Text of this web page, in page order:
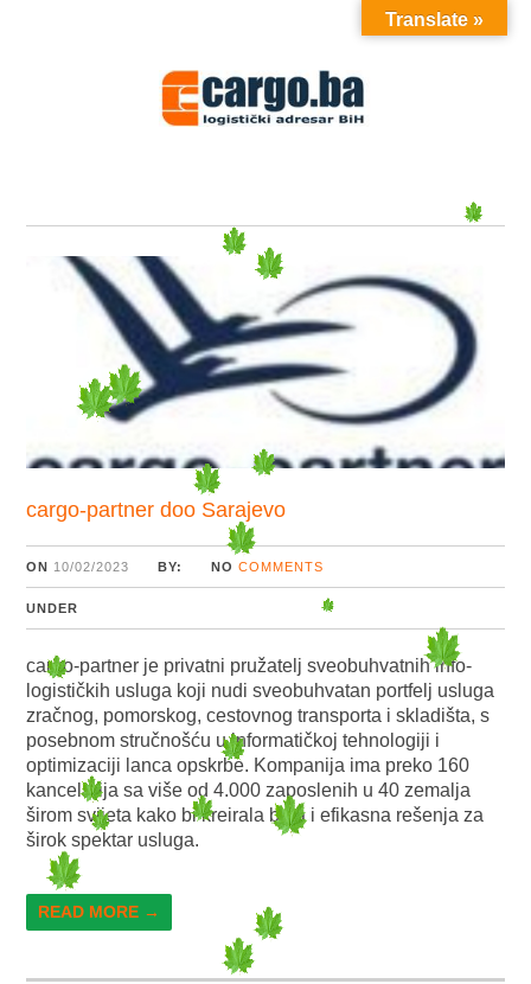
MENU
cargo-partner doo Sarajevo
ON 10/02/2023 BY: NO COMMENTS
UNDER
cargo-partner je privatni pružatelj sveobuhvatnih info-
logističkih usluga koji nudi sveobuhvatan portfelj usluga
zračnog, pomorskog, cestovnog transporta i skladišta, s
posebnom stručnošću u informatičkoj tehnologiji i
optimizaciji lanca opskrbe. Kompanija ima preko 160
kancelarija sa više od 4.000 zaposlenih u 40 zemalja
širom svijeta kako bi kreirala brza i efikasna rešenja za
širok spektar usluga.
READ MORE →
Translate »